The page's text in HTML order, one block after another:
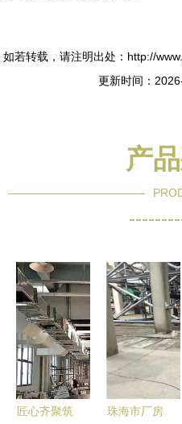
如若转载，请注明出处：http://
更新时间：
产
匠心齐聚筑
珠海市厂房